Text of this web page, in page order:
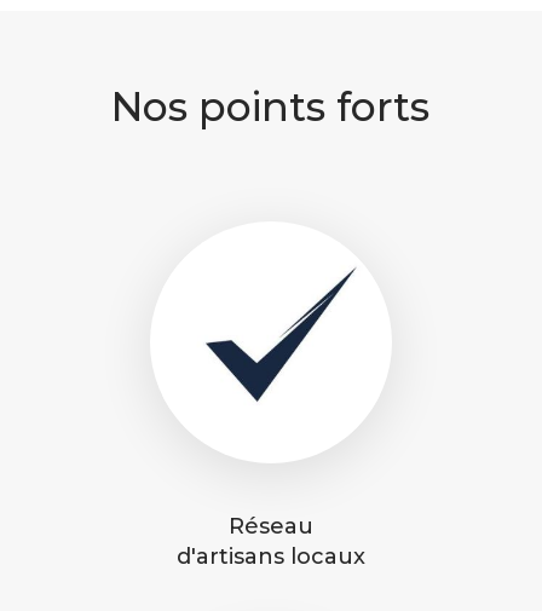
Nos points forts
Réseau
d'artisans locaux